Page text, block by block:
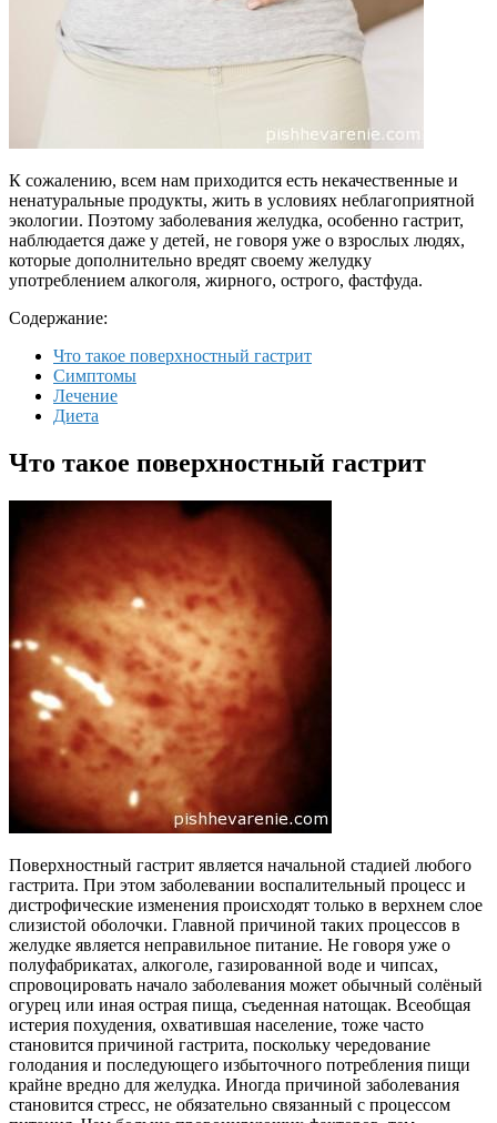
К сожалению, всем нам приходится есть некачественные и
ненатуральные продукты, жить в условиях неблагоприятной
экологии. Поэтому заболевания желудка, особенно гастрит,
наблюдается даже у детей, не говоря уже о взрослых людях,
которые дополнительно вредят своему желудку
употреблением алкоголя, жирного, острого, фастфуда.
Содержание:
Что такое поверхностный гастрит
Симптомы
Лечение
Диета
Что такое поверхностный гастрит
Поверхностный гастрит является начальной стадией любого
гастрита. При этом заболевании воспалительный процесс и
дистрофические изменения происходят только в верхнем слое
слизистой оболочки. Главной причиной таких процессов в
желудке является неправильное питание. Не говоря уже о
полуфабрикатах, алкоголе, газированной воде и чипсах,
спровоцировать начало заболевания может обычный солёный
огурец или иная острая пища, съеденная натощак. Всеобщая
истерия похудения, охватившая население, тоже часто
становится причиной гастрита, поскольку чередование
голодания и последующего избыточного потребления пищи
крайне вредно для желудка. Иногда причиной заболевания
становится стресс, не обязательно связанный с процессом